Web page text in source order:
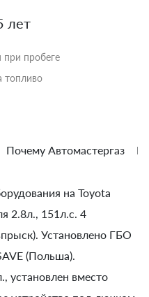
лет
при пробеге
топливо
Почему Автомастергаз
на Toyota
2.8л., 151л.с. 4
Установлено ГБО
(Польша).
установлен вместо